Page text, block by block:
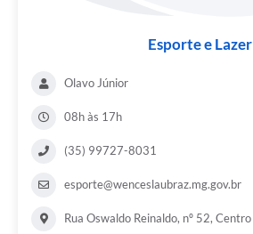
Esporte e Lazer
Olavo Júnior
08h às 17h
(35) 99727-8031
esporte@wenceslaubraz.mg.gov.br
Rua Oswaldo Reinaldo, nº 52, Centro